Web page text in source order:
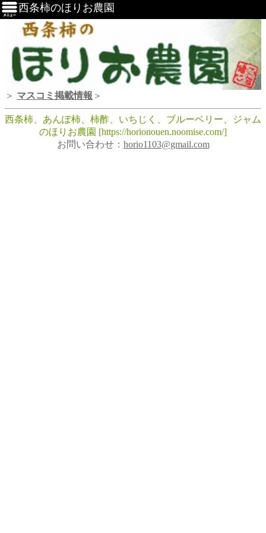
西条柿のほりお農園
＞ マスコミ掲載情報 ＞
西条柿、あんぽ柿、柿酢、いちじく、ブルーベリー、ジャム
のほりお農園 [https://horionouen.noomise.com/]
お問い合わせ： horio1103@gmail.com